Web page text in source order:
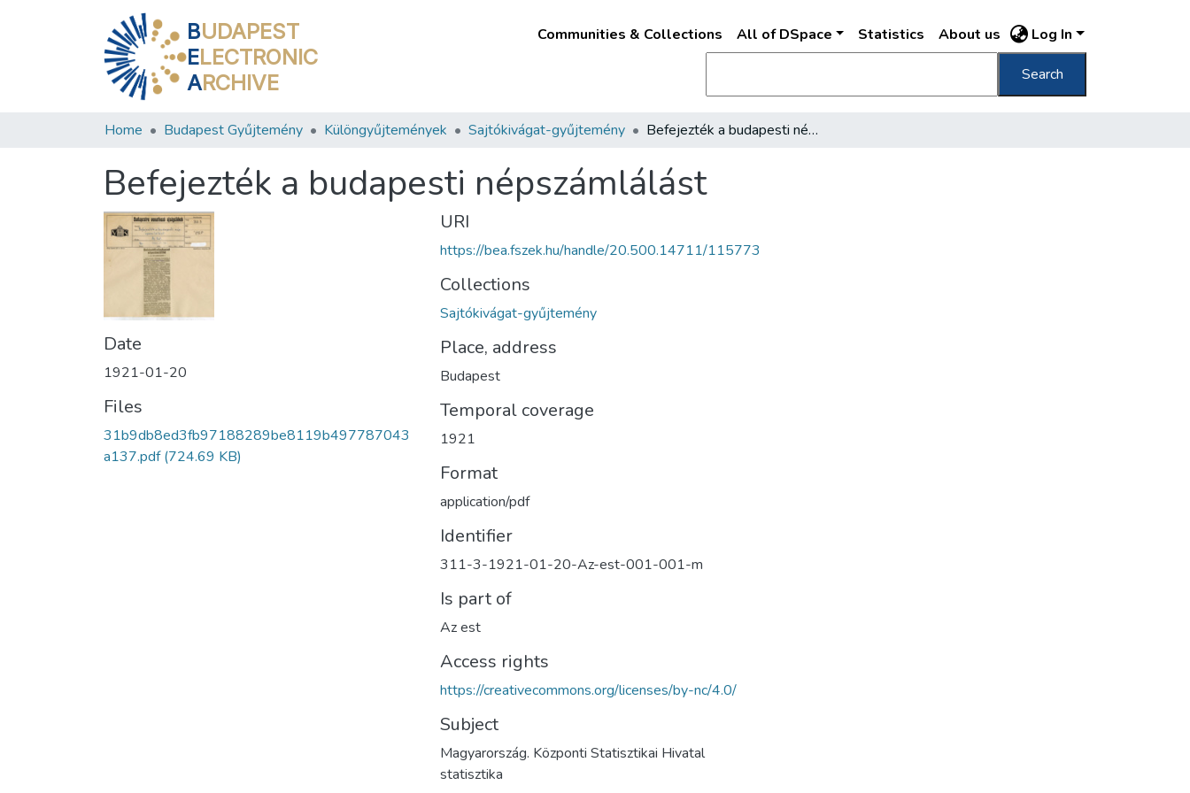
BUDAPEST
ELECTRONIC
ARCHIVE
Communities & Collections All of DSpace Statistics About us Log In
Search
Home Budapest Gyűjtemény Különgyűjtemények Sajtókivágat-gyűjtemény Befejezték a budapesti népszámlálást
Befejezték a budapesti népszámlálást
Date
1921-01-20
Files
31b9db8ed3fb97188289be8119b497787043
a137.pdf(724.69 KB)
URI
https://bea.fszek.hu/handle/20.500.14711/115773
Collections
Sajtókivágat-gyűjtemény
Place, address
Budapest
Temporal coverage
1921
Format
application/pdf
Identifier
311-3-1921-01-20-Az-est-001-001-m
Is part of
Az est
Access rights
https://creativecommons.org/licenses/by-nc/4.0/
Subject
Magyarország. Központi Statisztikai Hivatal
statisztika